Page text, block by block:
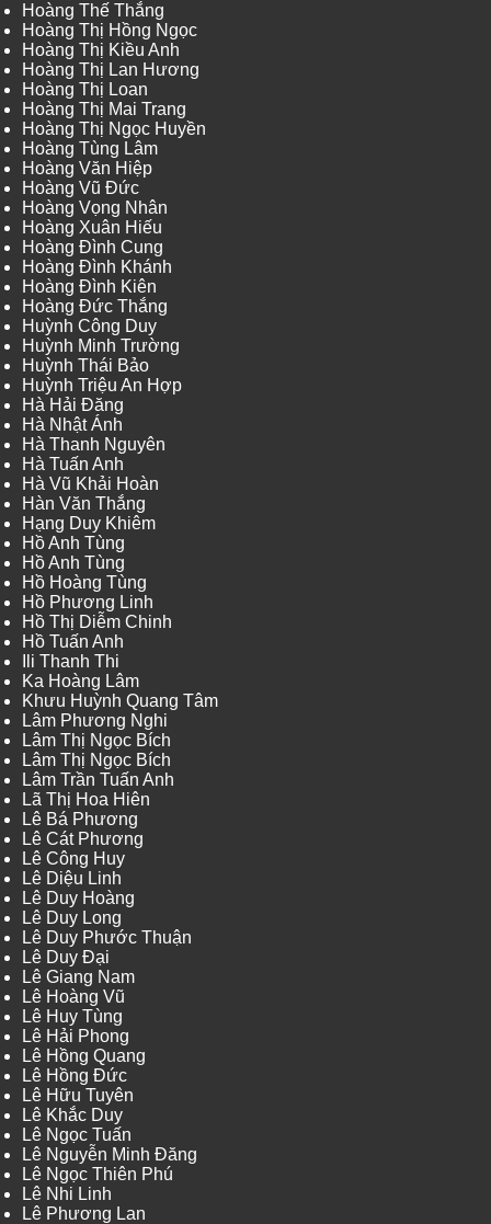
Hoàng Thế Thắng
Hoàng Thị Hồng Ngọc
Hoàng Thị Kiều Anh
Hoàng Thị Lan Hương
Hoàng Thị Loan
Hoàng Thị Mai Trang
Hoàng Thị Ngọc Huyền
Hoàng Tùng Lâm
Hoàng Văn Hiệp
Hoàng Vũ Đức
Hoàng Vọng Nhân
Hoàng Xuân Hiếu
Hoàng Đình Cung
Hoàng Đình Khánh
Hoàng Đình Kiên
Hoàng Đức Thắng
Huỳnh Công Duy
Huỳnh Minh Trường
Huỳnh Thái Bảo
Huỳnh Triệu An Hợp
Hà Hải Đăng
Hà Nhật Ánh
Hà Thanh Nguyên
Hà Tuấn Anh
Hà Vũ Khải Hoàn
Hàn Văn Thắng
Hạng Duy Khiêm
Hồ Anh Tùng
Hồ Anh Tùng
Hồ Hoàng Tùng
Hồ Phương Linh
Hồ Thị Diễm Chinh
Hồ Tuấn Anh
Ili Thanh Thi
Ka Hoàng Lâm
Khưu Huỳnh Quang Tâm
Lâm Phương Nghi
Lâm Thị Ngọc Bích
Lâm Thị Ngọc Bích
Lâm Trần Tuấn Anh
Lã Thị Hoa Hiên
Lê Bá Phương
Lê Cát Phương
Lê Công Huy
Lê Diệu Linh
Lê Duy Hoàng
Lê Duy Long
Lê Duy Phước Thuận
Lê Duy Đại
Lê Giang Nam
Lê Hoàng Vũ
Lê Huy Tùng
Lê Hải Phong
Lê Hồng Quang
Lê Hồng Đức
Lê Hữu Tuyên
Lê Khắc Duy
Lê Ngọc Tuấn
Lê Nguyễn Minh Đăng
Lê Ngọc Thiên Phú
Lê Nhi Linh
Lê Phương Lan